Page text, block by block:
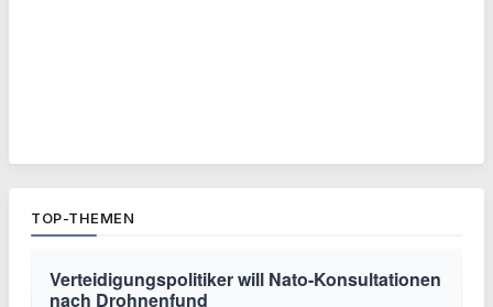
TOP-THEMEN
Verteidigungspolitiker will Nato-Konsultationen
nach Drohnenfund